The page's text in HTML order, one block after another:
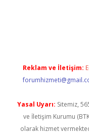
Reklam ve İletişim:
Yasal Uyarı: Sitemiz,
ve İletişim Kurumu
olarak hizmet